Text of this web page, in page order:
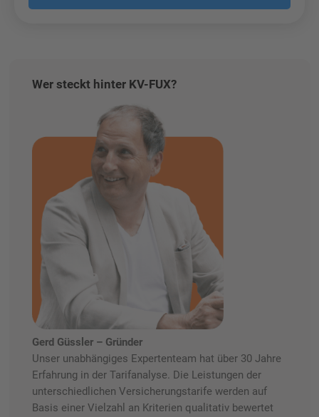
Wer steckt hinter KV-FUX?
Gerd Güssler – Gründer
Unser unabhängiges Expertenteam hat über 30 Jahre
Erfahrung in der Tarifanalyse. Die Leistungen der
unterschiedlichen Versicherungstarife werden auf
Basis einer Vielzahl an Kriterien qualitativ bewertet